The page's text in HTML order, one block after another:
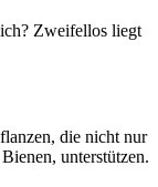
Zweifellos liegt
die nicht nur
unterstützen.